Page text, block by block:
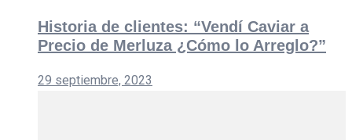
Historia de clientes: “Vendí Caviar a
Precio de Merluza ¿Cómo lo Arreglo?”
29 septiembre, 2023